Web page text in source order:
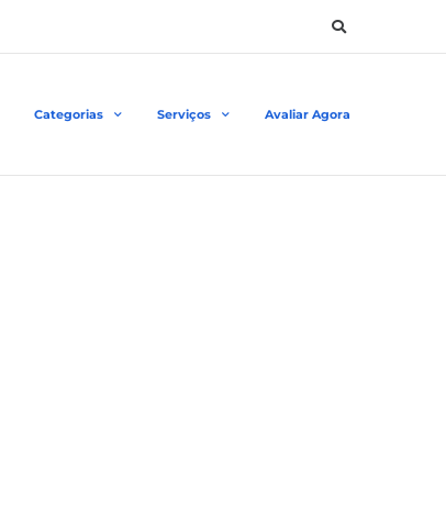
Categorias Serviços Avaliar Agora